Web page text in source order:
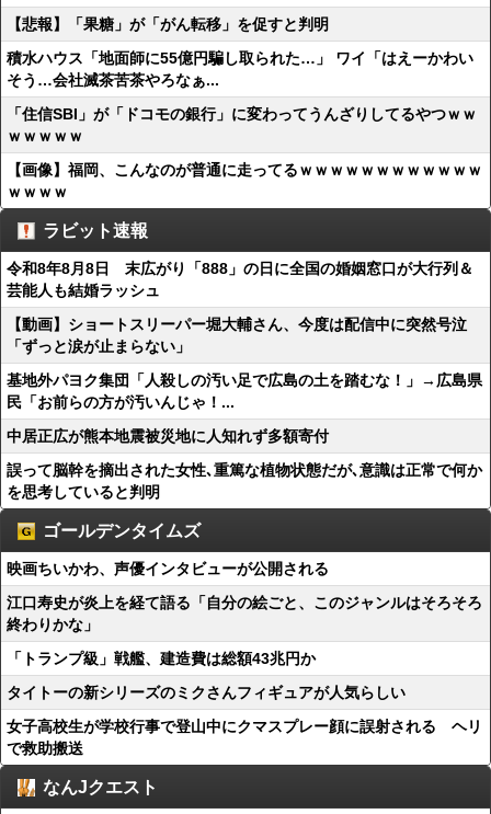
【悲報】「果糖」が「がん転移」を促すと判明
積水ハウス「地面師に55億円騙し取られた…」 ワイ「はえーかわい
そう…会社滅茶苦茶やろなぁ...
「住信SBI」が「ドコモの銀行」に変わってうんざりしてるやつｗｗ
ｗｗｗｗｗ
【画像】福岡、こんなのが普通に走ってるｗｗｗｗｗｗｗｗｗｗｗｗ
ｗｗｗｗ
ラビット速報
令和8年8月8日 末広がり「888」の日に全国の婚姻窓口が大行列＆
芸能人も結婚ラッシュ
【動画】ショートスリーパー堀大輔さん、今度は配信中に突然号泣
「ずっと涙が止まらない」
基地外パヨク集団「人殺しの汚い足で広島の土を踏むな！」→広島県
民「お前らの方が汚いんじゃ！...
中居正広が熊本地震被災地に人知れず多額寄付
誤って脳幹を摘出された女性､重篤な植物状態だが､意識は正常で何か
を思考していると判明
ゴールデンタイムズ
映画ちいかわ、声優インタビューが公開される
江口寿史が炎上を経て語る「自分の絵ごと、このジャンルはそろそろ
終わりかな」
「トランプ級」戦艦、建造費は総額43兆円か
タイトーの新シリーズのミクさんフィギュアが人気らしい
女子高校生が学校行事で登山中にクマスプレー顔に誤射される ヘリ
で救助搬送
なんJクエスト